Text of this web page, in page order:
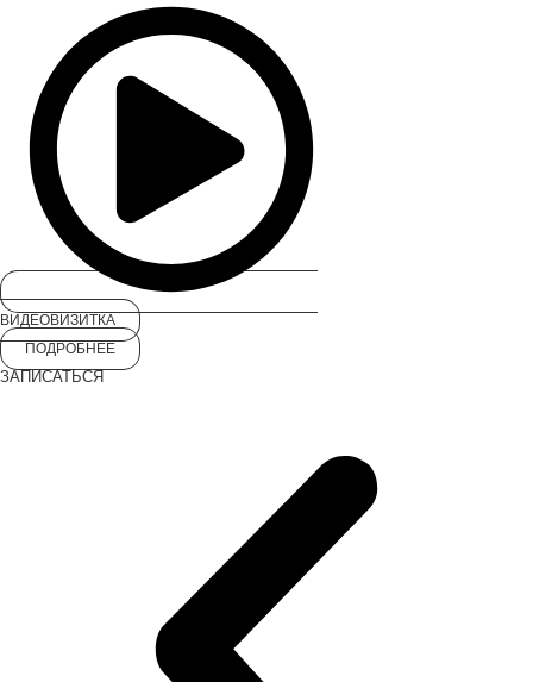
ВИДЕОВИЗИТКА
ПОДРОБНЕЕ
ЗАПИСАТЬСЯ